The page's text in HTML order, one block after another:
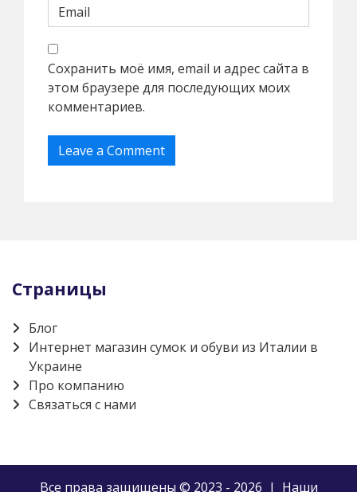
Сохранить моё имя, email и адрес сайта в
этом браузере для последующих моих
комментариев.
Страницы
Блог
Интернет магазин сумок и обуви из Италии в
Украине
Про компанию
Связаться с нами
Все права защищены © 2023 - 2026 | Наши